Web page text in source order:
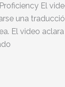
El
una
El video